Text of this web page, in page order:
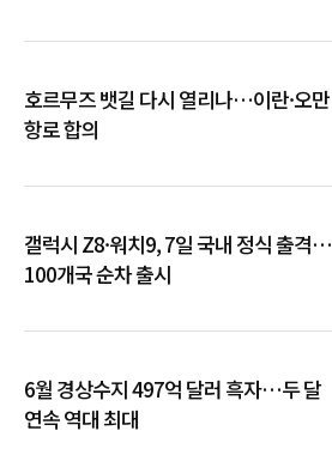
호르무즈 뱃길 다시 열리나…이란·오만
항로 합의
갤럭시 Z8·워치9, 7일 국내 정식 출격…
100개국 순차 출시
6월 경상수지 497억 달러 흑자…두 달
연속 역대 최대